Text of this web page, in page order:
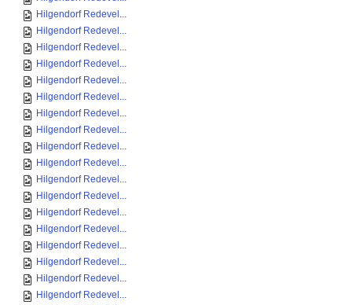
Hilgendorf Redevel...
Hilgendorf Redevel...
Hilgendorf Redevel...
Hilgendorf Redevel...
Hilgendorf Redevel...
Hilgendorf Redevel...
Hilgendorf Redevel...
Hilgendorf Redevel...
Hilgendorf Redevel...
Hilgendorf Redevel...
Hilgendorf Redevel...
Hilgendorf Redevel...
Hilgendorf Redevel...
Hilgendorf Redevel...
Hilgendorf Redevel...
Hilgendorf Redevel...
Hilgendorf Redevel...
Hilgendorf Redevel...